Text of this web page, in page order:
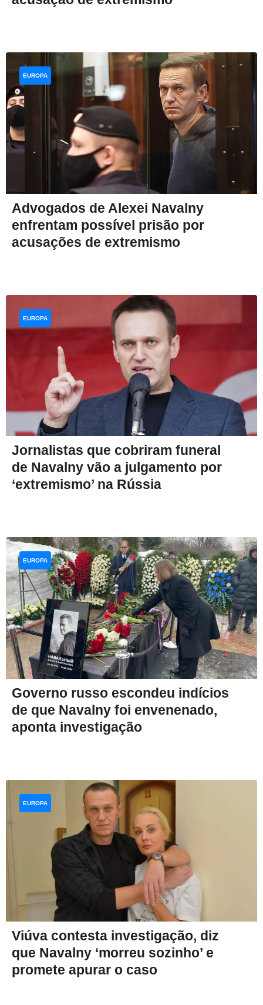
Advogados de Alexei Navalny
enfrentam possível prisão por
acusações de extremismo
EUROPA
Jornalistas que cobriram funeral
de Navalny vão a julgamento por
‘extremismo’ na Rússia
EUROPA
Governo russo escondeu indícios
de que Navalny foi envenenado,
aponta investigação
EUROPA
Viúva contesta investigação, diz
que Navalny ‘morreu sozinho’ e
promete apurar o caso
EUROPA